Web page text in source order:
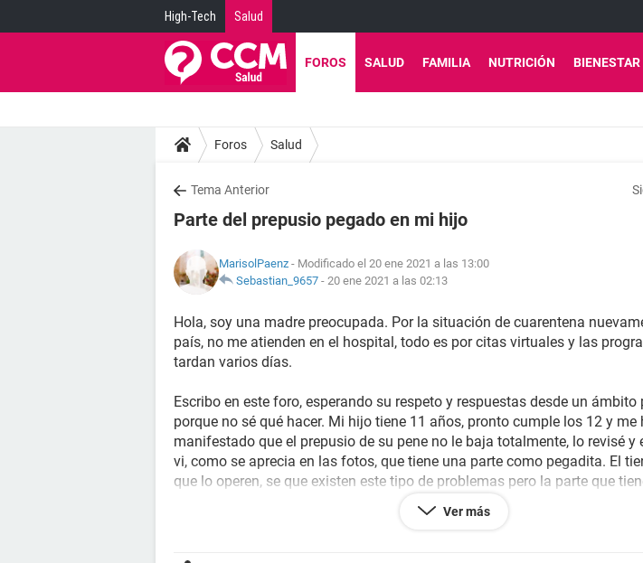
High-Tech Salud
FOROS SALUD FAMILIA NUTRICIÓN BIENESTAR
Foros Salud
Tema Anterior
Parte del prepusio pegado en mi hijo
MarisolPaenz - Modificado el 20 ene 2021 a las 13:00
Sebastian_9657 - 20 ene 2021 a las 02:13
Hola, soy una madre preocupada. Por la situación de cuarentena
país, no me atienden en el hospital, todo es por citas virtuales y las
tardan varios días.
Escribo en este foro, esperando su respeto y respuestas desde un ámbito
porque no sé qué hacer. Mi hijo tiene 11 años, pronto cumple los 12 y me
manifestado que el prepusio de su pene no le baja totalmente, lo revisé y
vi, como se aprecia en las fotos, que tiene una parte como pegadita. El
que lo operen, se que existen este tipo de problemas pero la parte que
diferente a la cirugía??. Por tener esta parte plegada, tenía estegma en
Ver más